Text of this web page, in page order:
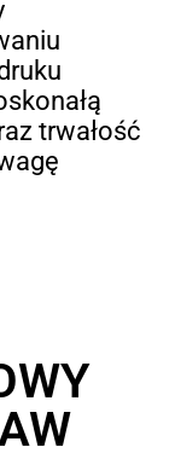
trwałość